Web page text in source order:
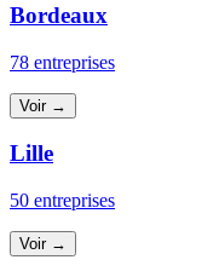
Bordeaux
78 entreprises
Voir →
Lille
50 entreprises
Voir →